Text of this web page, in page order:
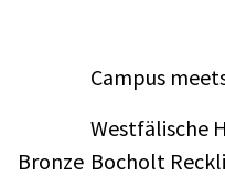
Bronze
Campus
Westfälische
Bocholt